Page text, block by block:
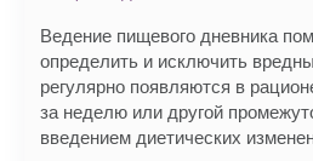
Ведение пищевого дневника
определить и исключить
регулярно появляются в
за неделю или другой
введением диетических